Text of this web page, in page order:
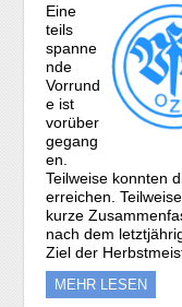
Eine
teils
spanne
nde
Vorrund
e ist
vorüber
gegang
en.
Teilweise konnten
erreichen.
kurze
nach dem
Ziel der
MEHR LESEN